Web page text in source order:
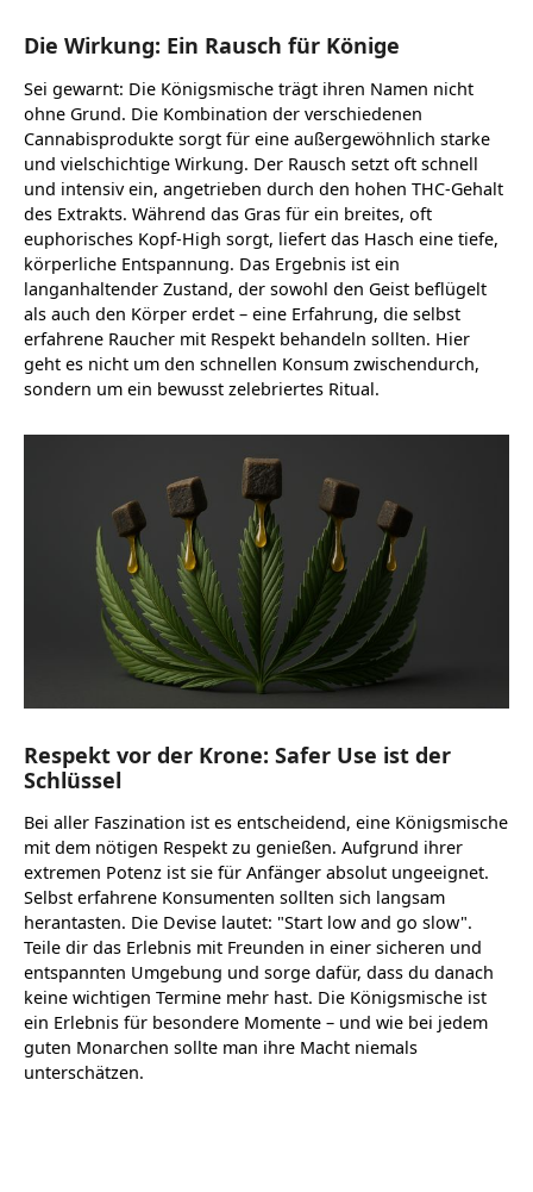
Die Wirkung: Ein Rausch für Könige
Sei gewarnt: Die Königsmische trägt ihren Namen nicht
ohne Grund. Die Kombination der verschiedenen
Cannabisprodukte sorgt für eine außergewöhnlich starke
und vielschichtige Wirkung. Der Rausch setzt oft schnell
und intensiv ein, angetrieben durch den hohen THC-Gehalt
des Extrakts. Während das Gras für ein breites, oft
euphorisches Kopf-High sorgt, liefert das Hasch eine tiefe,
körperliche Entspannung. Das Ergebnis ist ein
langanhaltender Zustand, der sowohl den Geist beflügelt
als auch den Körper erdet – eine Erfahrung, die selbst
erfahrene Raucher mit Respekt behandeln sollten. Hier
geht es nicht um den schnellen Konsum zwischendurch,
sondern um ein bewusst zelebriertes Ritual.
Respekt vor der Krone: Safer Use ist der
Schlüssel
Bei aller Faszination ist es entscheidend, eine Königsmische
mit dem nötigen Respekt zu genießen. Aufgrund ihrer
extremen Potenz ist sie für Anfänger absolut ungeeignet.
Selbst erfahrene Konsumenten sollten sich langsam
herantasten. Die Devise lautet: "Start low and go slow".
Teile dir das Erlebnis mit Freunden in einer sicheren und
entspannten Umgebung und sorge dafür, dass du danach
keine wichtigen Termine mehr hast. Die Königsmische ist
ein Erlebnis für besondere Momente – und wie bei jedem
guten Monarchen sollte man ihre Macht niemals
unterschätzen.